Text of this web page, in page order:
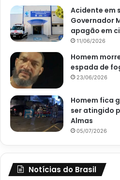
Acidente em
Governador
apagão em
11/06/2026
Homem
espada de
23/06/2026
Homem fica
ser atingido
Almas
05/07/2026
Notícias do Brasil